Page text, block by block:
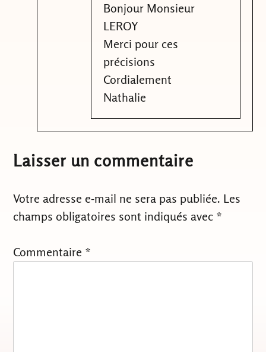
Bonjour Monsieur
LEROY
Merci pour ces
précisions
Cordialement
Nathalie
Laisser un commentaire
Votre adresse e-mail ne sera pas publiée. Les
champs obligatoires sont indiqués avec *
Commentaire *